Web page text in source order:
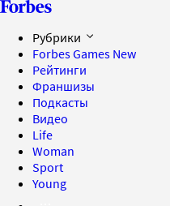
Рубрики
Forbes Games New
Рейтинги
Франшизы
Подкасты
Видео
Life
Woman
Sport
Young